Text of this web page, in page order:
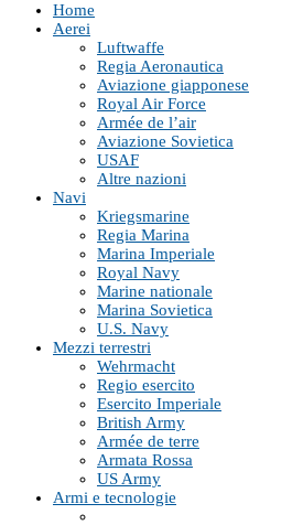
Home
Aerei
Luftwaffe
Regia Aeronautica
Aviazione giapponese
Royal Air Force
Armée de l’air
Aviazione Sovietica
USAF
Altre nazioni
Navi
Kriegsmarine
Regia Marina
Marina Imperiale
Royal Navy
Marine nationale
Marina Sovietica
U.S. Navy
Mezzi terrestri
Wehrmacht
Regio esercito
Esercito Imperiale
British Army
Armée de terre
Armata Rossa
US Army
Armi e tecnologie